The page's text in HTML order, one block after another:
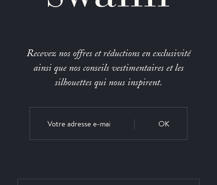
Recevez nos offres et réductions en exclusivité
ainsi que nos conseils vestimentaires et les
silhouettes qui nous inspirent.
OK